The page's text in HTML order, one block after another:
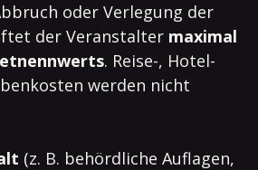
oder Verlegung der
der Veranstalter maximal
. Reise-, Hotel-
werden nicht
(z. B. behördliche Auflagen,